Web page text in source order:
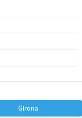
Girona